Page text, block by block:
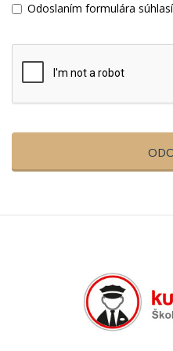
Odoslaním formulára